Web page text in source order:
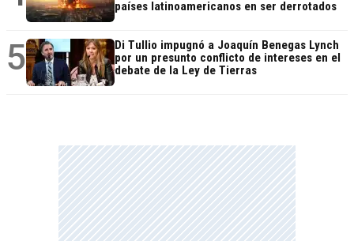
países latinoamericanos en ser derrotados
5
Di Tullio impugnó a Joaquín Benegas Lynch
por un presunto conflicto de intereses en el
debate de la Ley de Tierras